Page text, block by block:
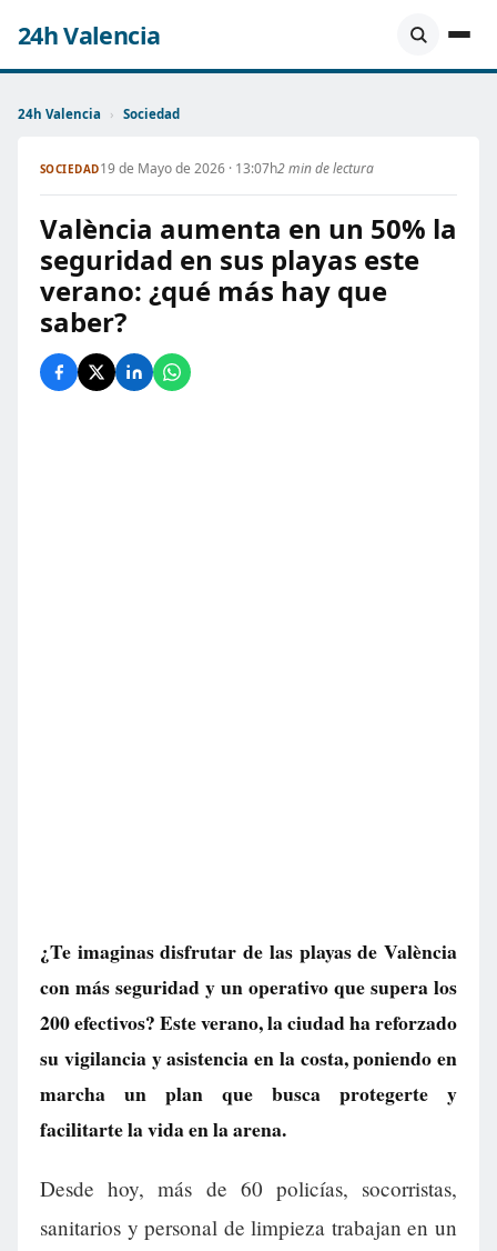
24h Valencia
24h Valencia › Sociedad
SOCIEDAD19 de Mayo de 2026 · 13:07h2 min de lectura
València aumenta en un 50% la
seguridad en sus playas este
verano: ¿qué más hay que
saber?
¿Te imaginas disfrutar de las playas de València
con más seguridad y un operativo que supera los
200 efectivos? Este verano, la ciudad ha reforzado
su vigilancia y asistencia en la costa, poniendo en
marcha un plan que busca protegerte y
facilitarte la vida en la arena.
Desde hoy, más de 60 policías, socorristas,
sanitarios y personal de limpieza trabajan en un